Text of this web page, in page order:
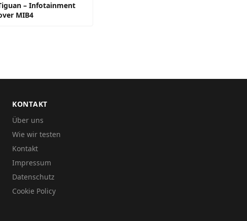
– Infotainment
MIB4
KONTAKT
Über uns
Wie wir testen
Kontakt
Impressum
Datenschutz
Cookie Policy